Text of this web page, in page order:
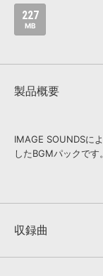
SLS
227
MB
製品概要
IMAGE SOUNDSに
したBGMパックです。
収録曲
説明文 ジャンル/楽器